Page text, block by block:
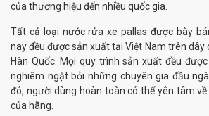
của thương hiệu đến nhiều quốc gia.
Tất cả loại nước rửa xe pallas được bày
nay đều được sản xuất tại Việt Nam trên dây
Hàn Quốc. Mọi quy trình sản xuất đều
nghiêm ngặt bởi những chuyên gia đầu
đó, người dùng hoàn toàn có thể yên tâm
của hãng.